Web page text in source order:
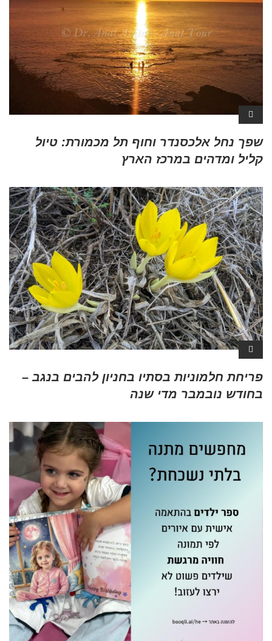
שפך נחל אלכסנדר וחוף תל מכמורת: טיול
קליל ומדהים במרכז הארץ
פריחת חלמוניות בסתיו בחניון להבים בנגב –
בחודש נובמבר מדי שנה